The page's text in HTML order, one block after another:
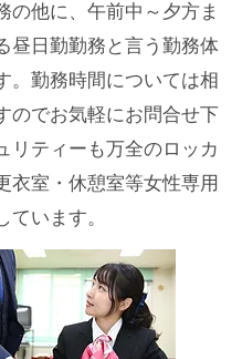
の他に、午前中～夕方ま
昼日勤勤務と言う勤務体
。勤務時間については相
のでお気軽にお問合せ下
リティーも万全のロッカ
衣室・休憩室等女性専用
ています。